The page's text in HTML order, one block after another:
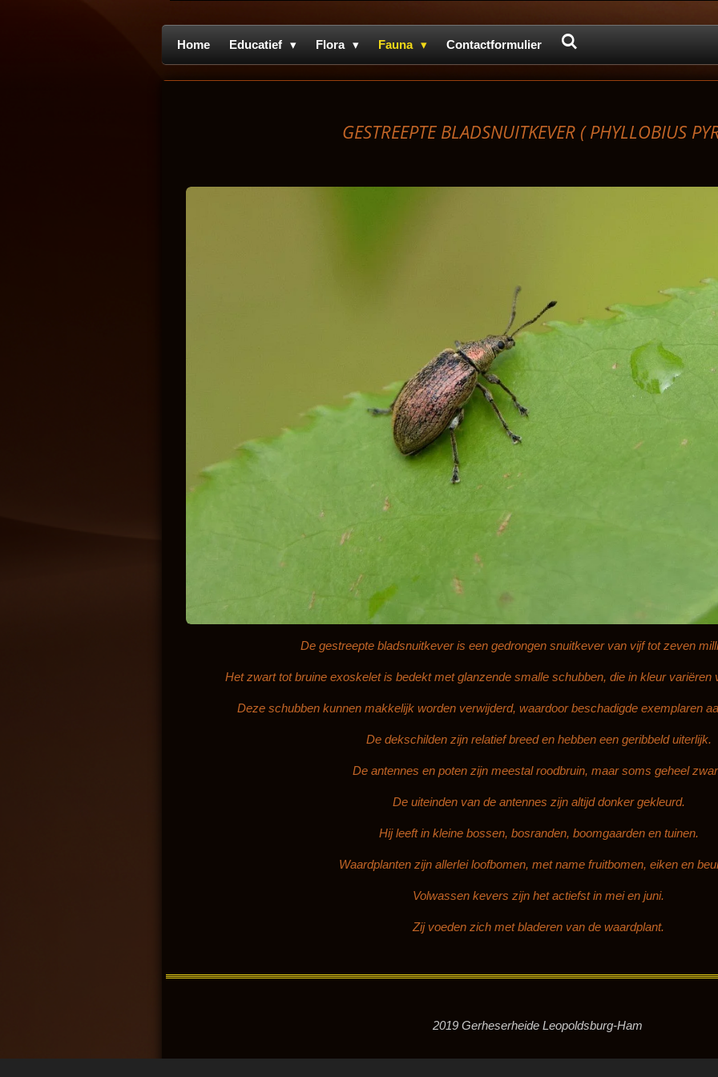
Home Educatief Flora Fauna Contactformulier
GESTREEPTE BLADSNUITKEVER ( PHYLLOBIUS
De gestreepte bladsnuitkever is een gedrongen snuitkever van vijf tot zeven
Het zwart tot bruine exoskeletis bedekt met glanzende smalle schubben, die in kleur variëren
Deze schubben kunnen makkelijk worden verwijderd, waardoor beschadigde exemplaren
De dekschilden zijn relatief breed en hebben een geribbeld uiterlijk.
De antennes en poten zijn meestal roodbruin, maar soms geheel
De uiteinden van de antennes zijn altijd donker gekleurd.
Hij leeft in kleine bossen, bosranden, boomgaarden en tuinen.
Waardplantenzijn allerlei loofbomen, met name fruitbomen, eiken en
Volwassen kevers zijn het actiefst in mei en juni.
Zij voeden zich met bladeren van de waardplant.
2019 Gerheserheide Leopoldsburg-Ham